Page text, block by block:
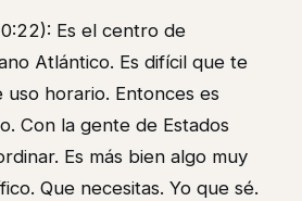
Es el centro de
Atlántico. Es difícil que te
uso horario. Entonces es
Con la gente de Estados
Es más bien algo muy
Que necesitas. Yo que sé.